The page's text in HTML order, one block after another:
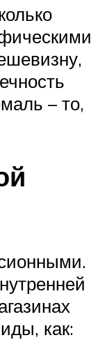
– то,
как: